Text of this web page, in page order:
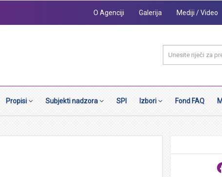
O Agenciji Galerija Mediji / Video
Propisi Subjekti nadzora SPI Izbori Fond FAQ